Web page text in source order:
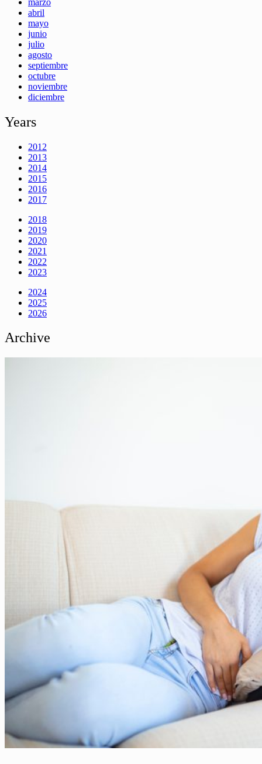
abril
mayo
junio
julio
agosto
septiembre
octubre
noviembre
diciembre
Years
2012
2013
2014
2015
2016
2017
2018
2019
2020
2021
2022
2023
2024
2025
2026
Archive